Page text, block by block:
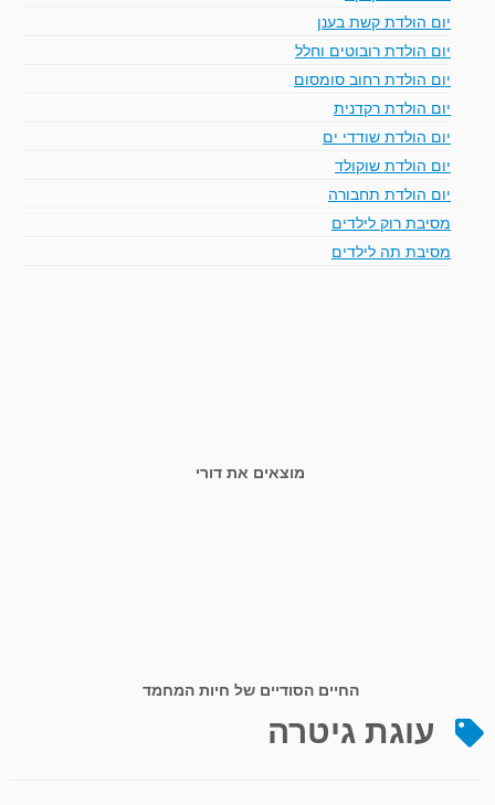
יום הולדת קשת בענן
יום הולדת רובוטים וחלל
יום הולדת רחוב סומסום
יום הולדת רקדנית
יום הולדת שודדי ים
יום הולדת שוקולד
יום הולדת תחבורה
מסיבת רוק לילדים
מסיבת תה לילדים
מוצאים את דורי
החיים הסודיים של חיות המחמד
עוגת גיטרה